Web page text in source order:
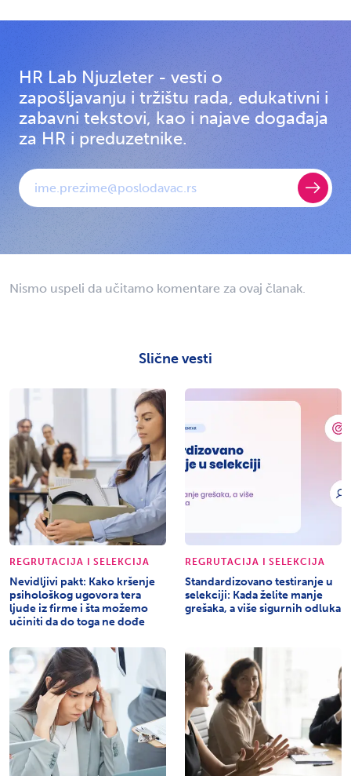
HR Lab Njuzleter - vesti o
zapošljavanju i tržištu rada, edukativni i
zabavni tekstovi, kao i najave događaja
za HR i preduzetnike.
E-mail
Nismo uspeli da učitamo komentare za ovaj članak.
Slične vesti
REGRUTACIJA I SELEKCIJA
Nevidljivi pakt: Kako kršenje
psihološkog ugovora tera
ljude iz firme i šta možemo
učiniti da do toga ne dođe
REGRUTACIJA I SELEKCIJA
Standardizovano testiranje u
selekciji: Kada želite manje
grešaka, a više sigurnih odluka